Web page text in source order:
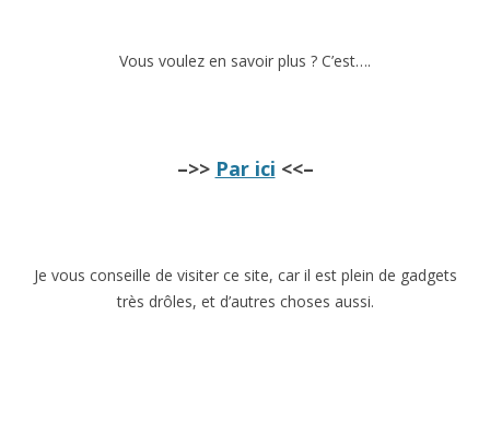
Vous voulez en savoir plus ? C’est….
–>> Par ici <<–
Je vous conseille de visiter ce site, car il est plein de gadgets
très drôles, et d’autres choses aussi.